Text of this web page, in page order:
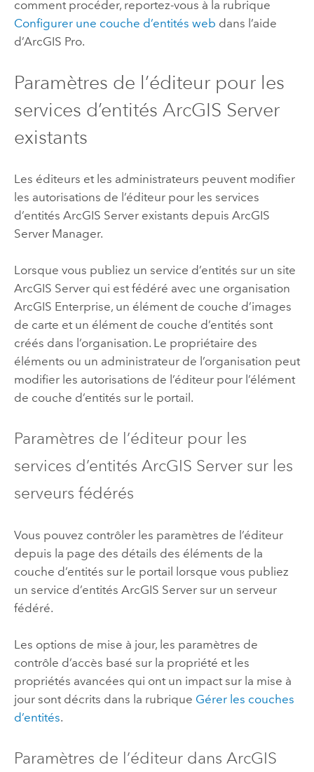
comment procéder, reportez-vous à la rubrique
Configurer une couche d’entités web dans l’aide
d’ArcGIS Pro.
Paramètres de l’éditeur pour les
services d’entités ArcGIS Server
existants
Les éditeurs et les administrateurs peuvent modifier
les autorisations de l’éditeur pour les services
d’entités ArcGIS Serverexistants depuis ArcGIS
Server Manager.
Lorsque vous publiez un service d’entités sur un site
ArcGIS Serverqui est fédéré avec une organisation
ArcGIS Enterprise, un élément de couche d’images
de carte et un élément de couche d’entités sont
créés dans l’organisation. Le propriétaire des
éléments ou un administrateur de l’organisation peut
modifier les autorisations de l’éditeur pour l’élément
de couche d’entités sur le portail.
Paramètres de l’éditeur pour les
services d’entités ArcGIS Serversur les
serveurs fédérés
Vous pouvez contrôler les paramètres de l’éditeur
depuis la page des détails des éléments de la
couche d’entités sur le portail lorsque vous publiez
un service d’entités ArcGIS Serversur un serveur
fédéré.
Les options de mise à jour, les paramètres de
contrôle d’accès basé sur la propriété et les
propriétés avancées qui ont un impact sur la mise à
jour sont décrits dans la rubrique Gérer les couches
d’entités.
Paramètres de l’éditeur dans ArcGIS